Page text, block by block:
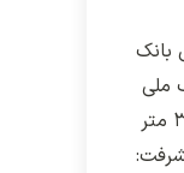
بانک
ملی
استان قم مکان: قم – پردیسان متراژ: ۳۲۰۰ متر
۴ طبقه پیشرفت: